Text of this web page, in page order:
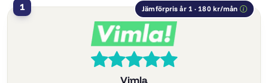
1 Jämförpris år 1 · 180 kr/mån
Vimla